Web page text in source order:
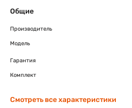
Общие
Производитель
Модель
Гарантия
Комплект
Смотреть все характеристики